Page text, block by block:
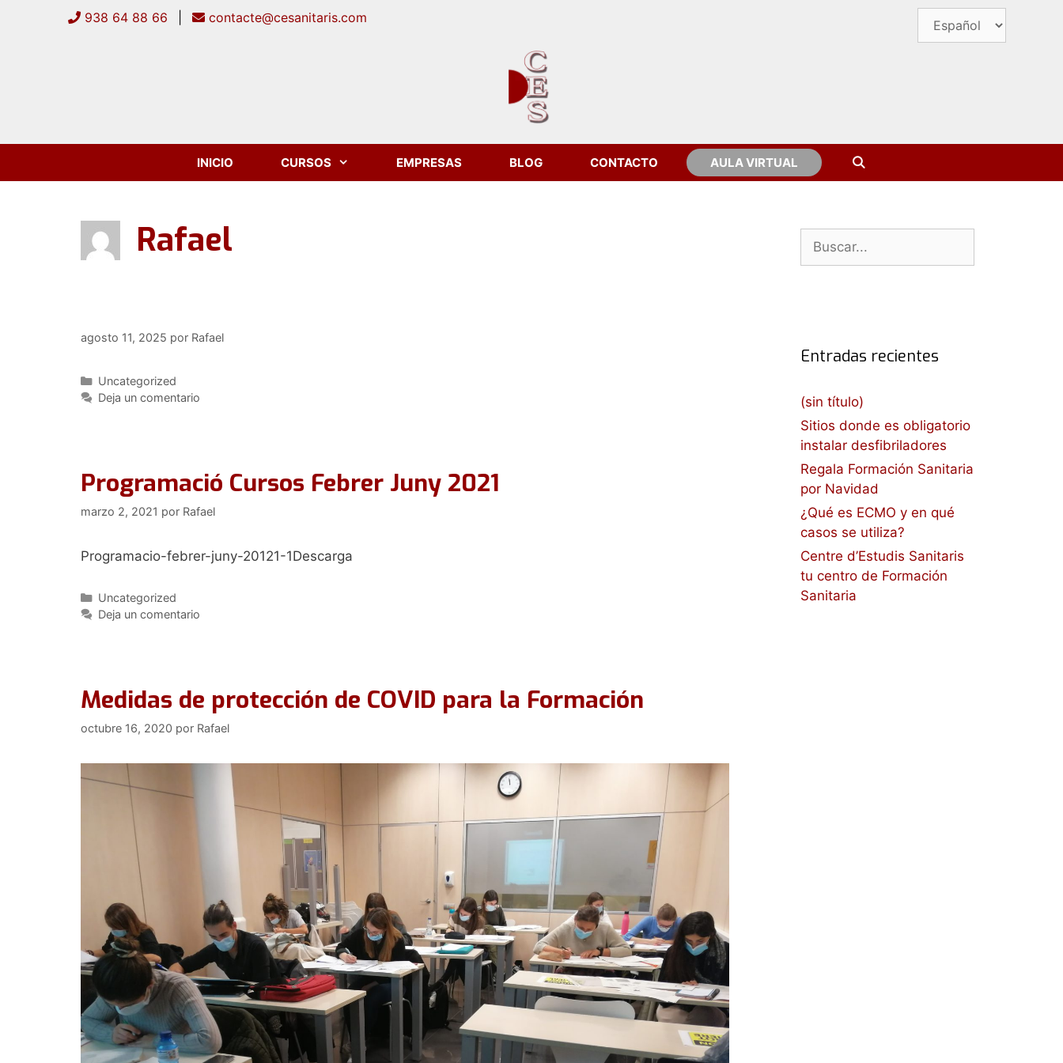
938 64 88 66 contacte@cesanitaris.com
INICIO CURSOS EMPRESAS BLOG CONTACTO AULA VIRTUAL
Rafael
agosto 11, 2025 por Rafael
Categorías
Uncategorized
Deja un comentario
Programació Cursos Febrer Juny 2021
marzo 2, 2021 por Rafael
Programacio-febrer-juny-20121-1Descarga
Categorías
Uncategorized
Deja un comentario
Medidas de protección de COVID para la Formación
octubre 16, 2020 por Rafael
Entradas recientes
(sin título)
Sitios donde es obligatorio
instalar desfibriladores
Regala Formación Sanitaria
por Navidad
¿Qué es ECMO y en qué
casos se utiliza?
Centre d’Estudis Sanitaris
tu centro de Formación
Sanitaria